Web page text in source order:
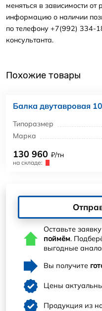
меняться в зависимости от
информацию о наличии
по телефону +7(992) 334-
консультанта.
Похожие товары
Балка двутавровая
Типоразмер
Марка
130 960 ₽/тн
на складе:
Оставьте заявку
поймём.
выгодные
Вы получите
Цены
Продукция из